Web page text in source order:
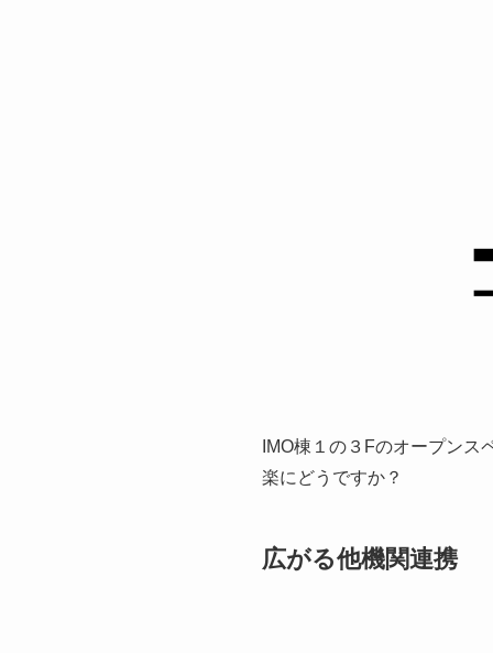
IMO棟１の３Fのオープン
楽にどうですか？
広がる他機関連携